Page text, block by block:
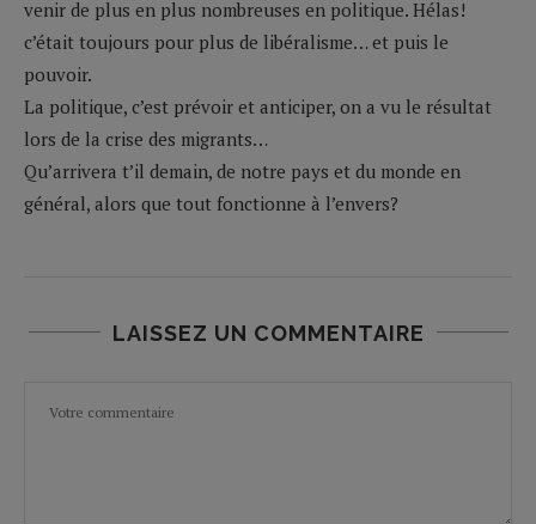
venir de plus en plus nombreuses en politique. Hélas!
c’était toujours pour plus de libéralisme… et puis le
pouvoir.
La politique, c’est prévoir et anticiper, on a vu le résultat
lors de la crise des migrants…
Qu’arrivera t’il demain, de notre pays et du monde en
général, alors que tout fonctionne à l’envers?
LAISSEZ UN COMMENTAIRE